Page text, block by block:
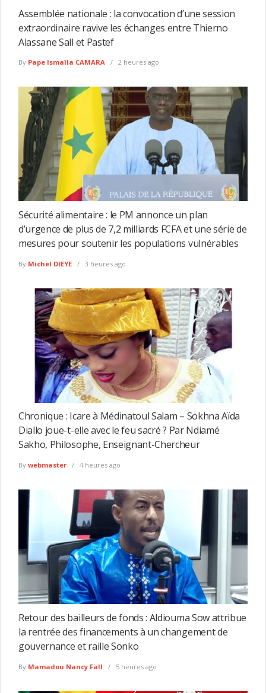
Assemblée nationale : la convocation d’une session
extraordinaire ravive les échanges entre Thierno
Alassane Sall et Pastef
By Pape Ismaïla CAMARA 2 heures ago
Sécurité alimentaire : le PM annonce un plan
d’urgence de plus de 7,2 milliards FCFA et une série de
mesures pour soutenir les populations vulnérables
By Michel DIEYE 3 heures ago
Chronique : Icare à Médinatoul Salam – Sokhna Aïda
Diallo joue-t-elle avec le feu sacré ? Par Ndiamé
Sakho, Philosophe, Enseignant-Chercheur
By webmaster 4 heures ago
Retour des bailleurs de fonds : Aldiouma Sow attribue
la rentrée des financements à un changement de
gouvernance et raille Sonko
By Mamadou Nancy Fall 5 heures ago